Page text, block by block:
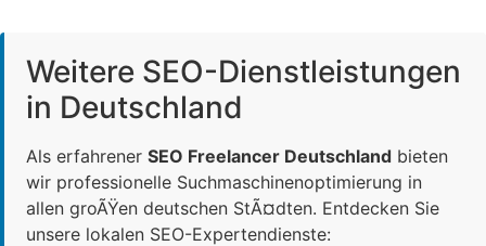
Weitere SEO-Dienstleistungen
in Deutschland
Als erfahrener SEO Freelancer Deutschland bieten
wir professionelle Suchmaschinenoptimierung in
allen groÃŸen deutschen StÃ¤dten. Entdecken Sie
unsere lokalen SEO-Expertendienste: